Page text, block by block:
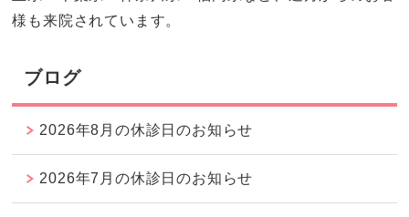
様も来院されています。
ブログ
2026年8月の休診日のお知らせ
2026年7月の休診日のお知らせ